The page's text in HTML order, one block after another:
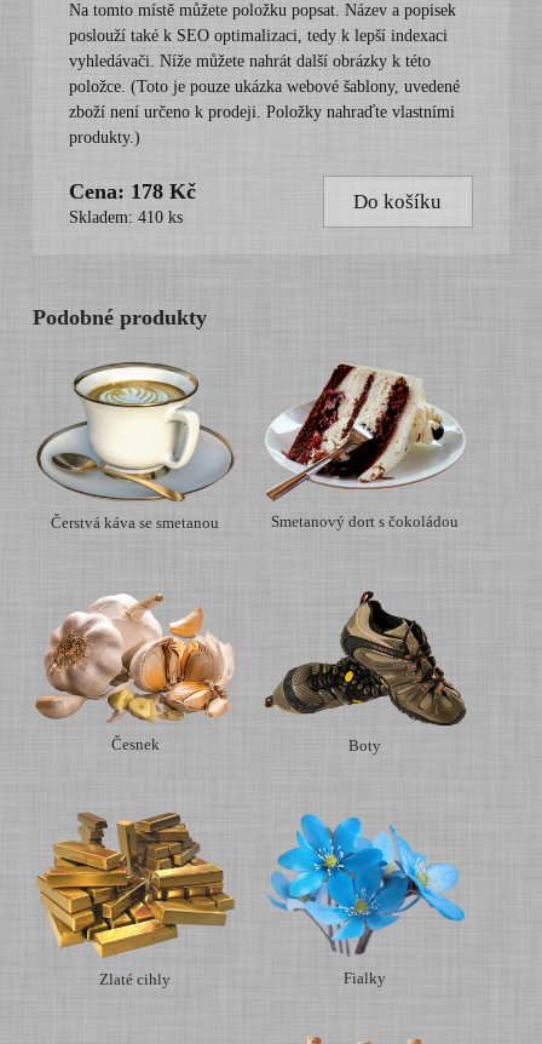
Na tomto místě můžete položku popsat. Název a popisek
poslouží také k SEO optimalizaci, tedy k lepší indexaci
vyhledávači. Níže můžete nahrát další obrázky k této
položce. (Toto je pouze ukázka webové šablony, uvedené
zboží není určeno k prodeji. Položky nahraďte vlastními
produkty.)
Cena: 178 Kč
Skladem: 410 ks
Do košíku
Podobné produkty
Čerstvá káva se smetanou Smetanový dort s čokoládou
Česnek Boty
Zlaté cihly Fialky